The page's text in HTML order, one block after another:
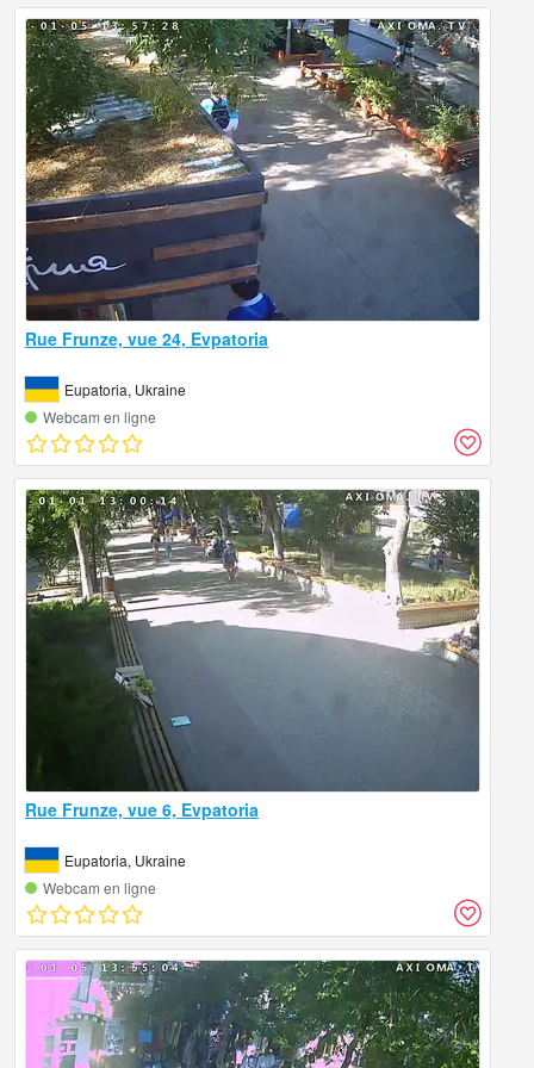
Rue Frunze, vue 24, Evpatoria
Eupatoria, Ukraine
Webcam en ligne
Rue Frunze, vue 6, Evpatoria
Eupatoria, Ukraine
Webcam en ligne